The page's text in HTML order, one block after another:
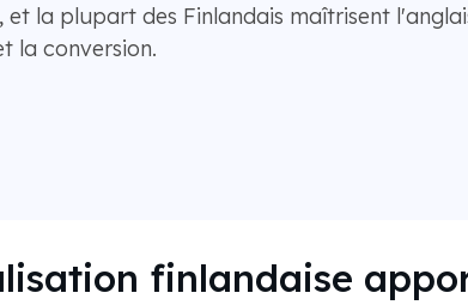
et la plupart des Finlandais maîtrisent
la conversion.
finlandaise